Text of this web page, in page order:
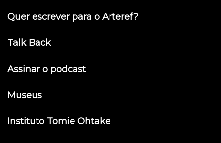
Quer escrever para o Arteref?
Talk Back
Assinar o podcast
Museus
Instituto Tomie Ohtake